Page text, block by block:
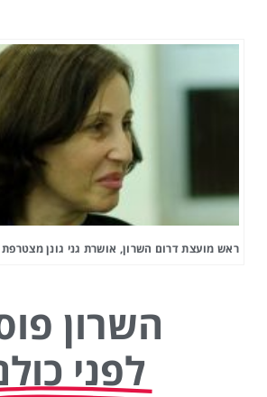
ראש מועצת דרום השרון, אושרת גני גונן מצטרפת
השרון
לפני